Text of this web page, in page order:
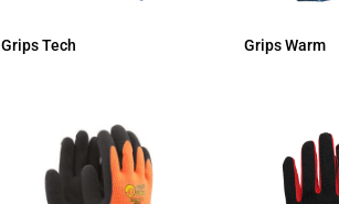
Grips Tech Grips Warm